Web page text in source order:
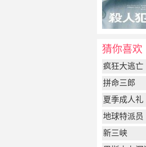
猜你喜欢
疯狂大逃亡
拼命三郎
夏季成人礼
地球特派员
新三峡